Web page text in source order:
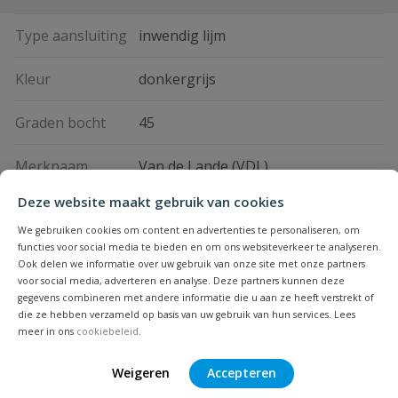
Deze website maakt gebruik van cookies
We gebruiken cookies om content en advertenties te personaliseren, om
functies voor social media te bieden en om ons websiteverkeer te analyseren.
Ook delen we informatie over uw gebruik van onze site met onze partners
voor social media, adverteren en analyse. Deze partners kunnen deze
gegevens combineren met andere informatie die u aan ze heeft verstrekt of
die ze hebben verzameld op basis van uw gebruik van hun services. Lees
meer in ons cookiebeleid.
Weigeren Accepteren
Type aansluiting inwendig lijm
Kleur donkergrijs
Graden bocht 45
Merknaam Van de Lande (VDL)
Vraag en antwoord
Geen vragen
Heb je zelf ook een vraag over
Beoordelingen
Schrijf zelf een beoordeling
VDL bocht 45°